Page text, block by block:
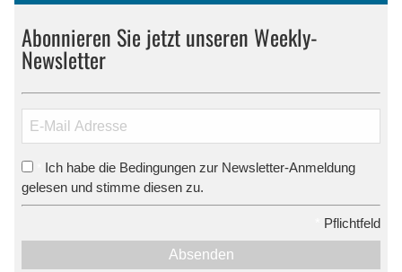
Abonnieren Sie jetzt unseren Weekly-
Newsletter
Ich habe die Bedingungen zur Newsletter-Anmeldung
gelesen und stimme diesen zu.
Pflichtfeld
Absenden